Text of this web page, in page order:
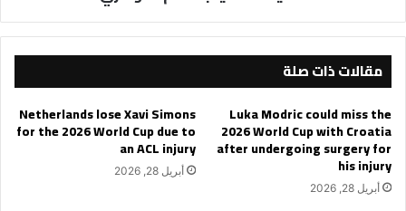
مقالات ذات صلة
Luka Modric could miss the
2026 World Cup with Croatia
after undergoing surgery for
his injury
أبريل 28, 2026
Netherlands lose Xavi Simons
for the 2026 World Cup due to
an ACL injury
أبريل 28, 2026